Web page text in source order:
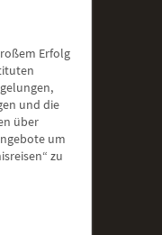
Erfolg
und die
über
um
zu